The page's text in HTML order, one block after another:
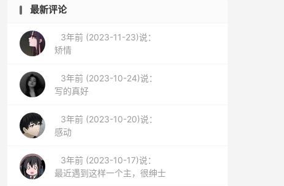
最新评论
3年前 (2023-11-23)说：
矫情
3年前 (2023-10-24)说：
写的真好
3年前 (2023-10-20)说：
感动
3年前 (2023-10-17)说：
最近遇到这样一个主，很绅士